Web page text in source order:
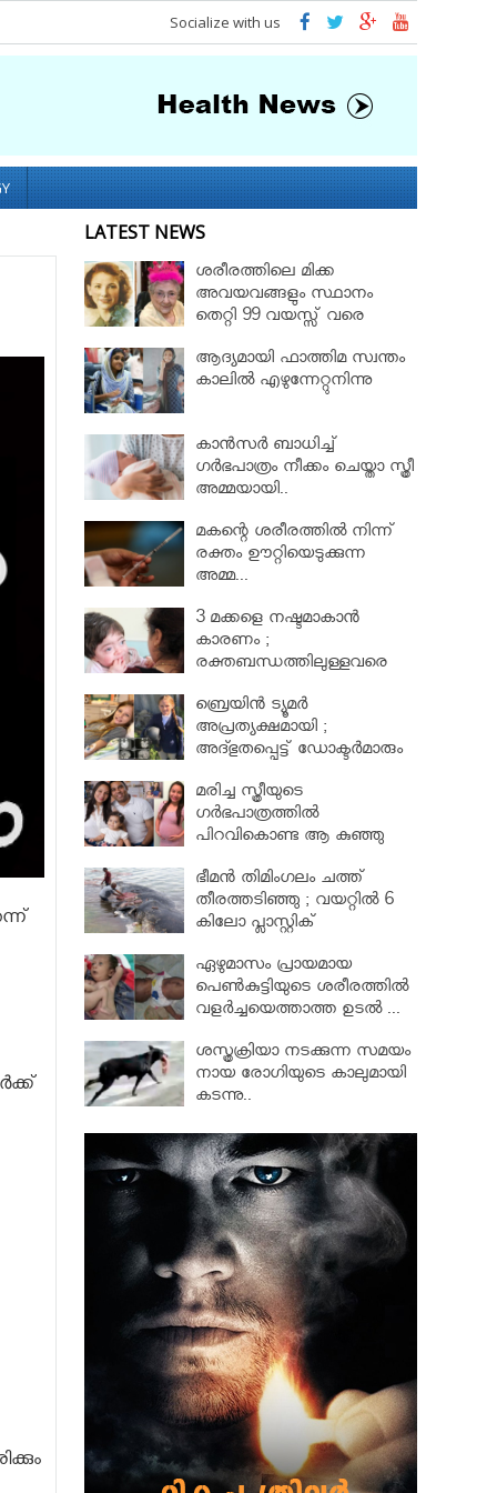
Socialize with us
LATEST NEWS
ശരീരത്തിലെ മിക്ക
അവയവങ്ങളും സ്ഥാനം
തെറ്റി 99 വയസ്സ് വരെ
ആദ്യമായി ഫാത്തിമ സ്വന്തം
കാലില്‍ എഴുന്നേറ്റുനിന്നു
കാൻസർ ബാധിച്ച്
ഗർഭപാത്രം നീക്കം ചെയ്താ സ്ത്രീ
അമ്മയായി..
മകന്റെ ശരീരത്തില്‍ നിന്ന്
രക്തം ഊറ്റിയെടുക്കുന്ന
അമ്മ...
3 മക്കളെ നഷ്ടമാകാൻ
കാരണം ;
രക്തബന്ധത്തിലുള്ളവരെ
ബ്രെയിൻ ട്യൂമർ
അപ്രത്യക്ഷമായി ;
അദ്ഭുതപ്പെട്ട് ഡോക്ടർമാരും
മരിച്ച സ്ത്രീയുടെ
ഗര്‍ഭപാത്രത്തില്‍
പിറവികൊണ്ട ആ കുഞ്ഞു
ഭീമന്‍ തിമിംഗലം ചത്ത്
തീരത്തടിഞ്ഞു ; വയറ്റില്‍ 6
കിലോ പ്ലാസ്റ്റിക്
ഏഴുമാസം പ്രായമായ
പെണ്‍കുട്ടിയുടെ ശരീരത്തില്‍
വളര്‍ച്ചയെത്താത്ത ഉടല്‍ ...
ശസ്ത്രക്രിയാ നടക്കുന്ന സമയം
നായ രോഗിയുടെ കാലുമായി
കടന്നു..